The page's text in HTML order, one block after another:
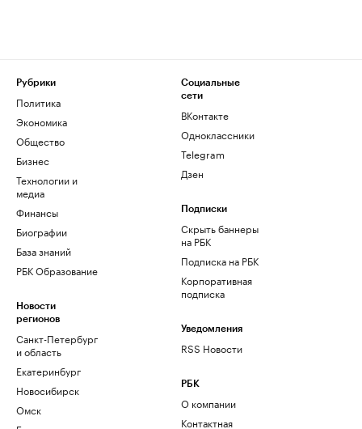
Рубрики
Политика
Экономика
Общество
Бизнес
Технологии и
медиа
Финансы
Биографии
База знаний
РБК Образование
Новости
регионов
Санкт-Петербург
и область
Екатеринбург
Новосибирск
Омск
Социальные
сети
ВКонтакте
Одноклассники
Telegram
Дзен
Подписки
Скрыть баннеры
на РБК
Подписка на РБК
Корпоративная
подписка
Уведомления
RSS Новости
РБК
О компании
Контактная